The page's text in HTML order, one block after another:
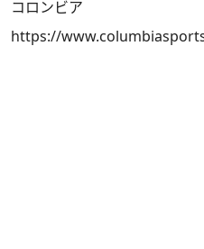
コロンビア
https://